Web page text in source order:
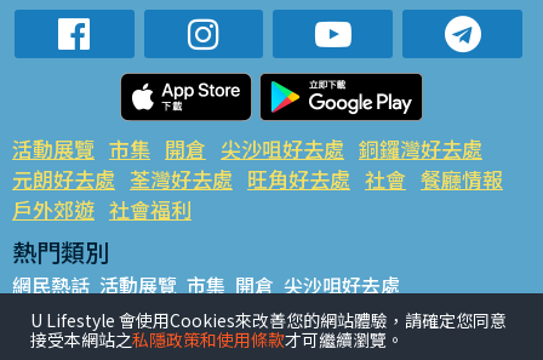
活動展覽 市集 開倉 尖沙咀好去處 銅鑼灣好去處
元朗好去處 荃灣好去處 旺角好去處 社會 餐廳情報
戶外郊遊 社會福利
熱門類別
網民熱話 活動展覽 市集 開倉 尖沙咀好去處
銅鑼灣好去處 元朗好去處 荃灣好去處 旺角好去處 社會
餐廳情報 戶外郊遊
U Lifestyle 會使用Cookies來改善您的網站體驗，請確定您同意
接受本網站之私隱政策和使用條款才可繼續瀏覽。